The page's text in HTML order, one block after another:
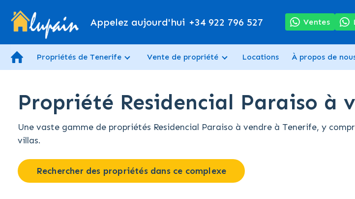
Appelez aujourd'hui +34 922 796 527 Ventes
Propriétés de Tenerife Vente de propriété Locations À propos de
Propriété Residencial Paraiso à
Une vaste gamme de propriétés Residencial Paraiso à vendre à Tenerife, y
villas.
Rechercher des propriétés dans ce complexe